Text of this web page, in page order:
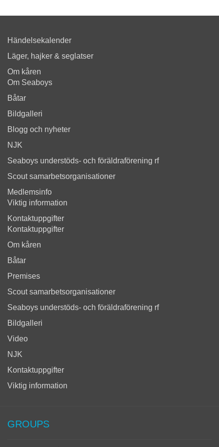
Händelsekalender
Läger, hajker & seglatser
Om kåren
Om Seaboys
Båtar
Bildgalleri
Blogg och nyheter
NJK
Seaboys understöds- och föräldraförening rf
Scout samarbetsorganisationer
Medlemsinfo
Viktig information
Kontaktuppgifter
Kontaktuppgifter
Om kåren
Båtar
Premises
Scout samarbetsorganisationer
Seaboys understöds- och föräldraförening rf
Bildgalleri
Video
NJK
Kontaktuppgifter
Viktig information
GROUPS